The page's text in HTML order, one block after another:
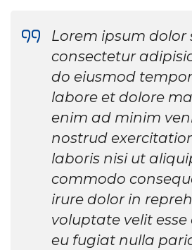
Lorem ipsum dolor
consectetur
do eiusmod
labore et dolore
enim ad minim
nostrud
laboris nisi ut
commodo
irure dolor in
voluptate velit
eu fugiat nulla